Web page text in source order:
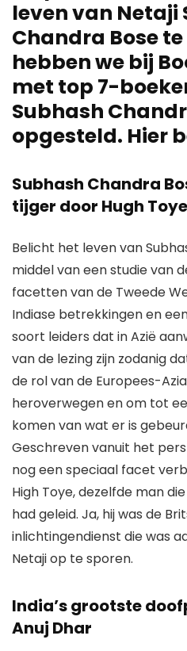
leven van Netaji
Chandra Bose
hebben we bij
met top 7-
Subhash
opgesteld. Hier
Subhash Chandra
tijger door Hugh
Belicht het leven van
middel van een studie van
facetten van de Tweede
Indiase betrekkingen en
soort leiders dat in Azië
van de lezing zijn zodanig
de rol van de Europees-
heroverwegen en om tot
komen van wat er is
Geschreven vanuit het
nog een speciaal facet
High Toye, dezelfde man
had geleid. Ja, hij was de
inlichtingendienst die was
Netaji op te sporen.
India’s grootste
Anuj Dhar